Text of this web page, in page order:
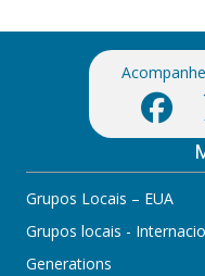
Grupos Locais – EUA
Grupos locais -
Generations